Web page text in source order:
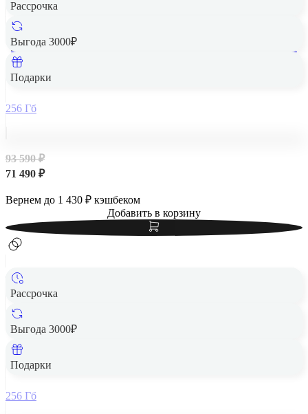
Рассрочка
Выгода 3000₽
Подарки
Apple iPad Air 13" (M2, 2024, 6 gen) Wi-Fi + Cellular 256Gb
256 Гб
93 590 ₽
71 490 ₽
Вернем до 1 430 ₽ кэшбеком
Добавить в корзину
Рассрочка
Выгода 3000₽
Подарки
Apple iPad Air 13" (M2, 2024, 6 gen) Wi-Fi 256Gb Blue,
256 Гб